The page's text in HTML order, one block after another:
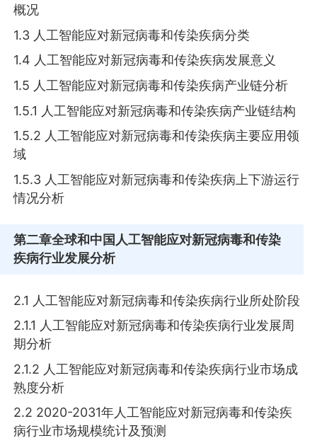
概况
1.3 人工智能应对新冠病毒和传染疾病分类
1.4 人工智能应对新冠病毒和传染疾病发展意义
1.5 人工智能应对新冠病毒和传染疾病产业链分析
1.5.1 人工智能应对新冠病毒和传染疾病产业链结构
1.5.2 人工智能应对新冠病毒和传染疾病主要应用领
域
1.5.3 人工智能应对新冠病毒和传染疾病上下游运行
情况分析
第二章全球和中国人工智能应对新冠病毒和传染
疾病行业发展分析
2.1 人工智能应对新冠病毒和传染疾病行业所处阶段
2.1.1 人工智能应对新冠病毒和传染疾病行业发展周
期分析
2.1.2 人工智能应对新冠病毒和传染疾病行业市场成
熟度分析
2.2 2020-2031年人工智能应对新冠病毒和传染疾
病行业市场规模统计及预测